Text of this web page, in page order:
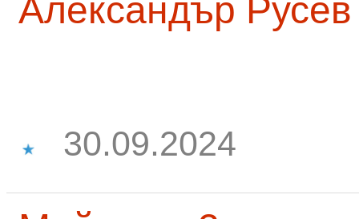
Александър Русев
30.09.2024